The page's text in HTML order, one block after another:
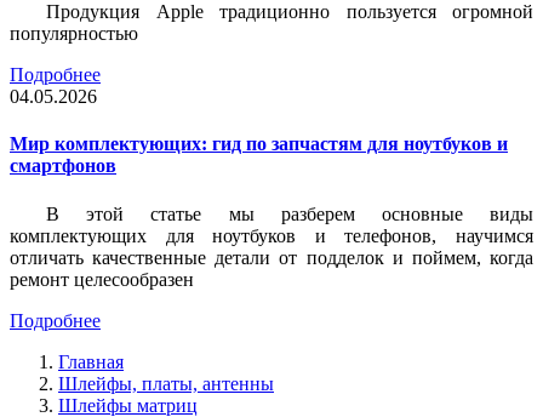
Продукция Apple традиционно пользуется огромной
популярностью
Подробнее
04.05.2026
Мир комплектующих: гид по запчастям для ноутбуков и
смартфонов
В этой статье мы разберем основные виды
комплектующих для ноутбуков и телефонов, научимся
отличать качественные детали от подделок и поймем, когда
ремонт целесообразен
Подробнее
Главная
Шлейфы, платы, антенны
Шлейфы матриц